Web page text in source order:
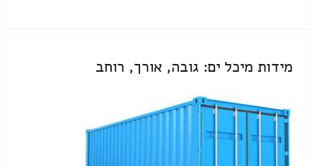
מידות מיכל ים: גובה, אורך, רוחב